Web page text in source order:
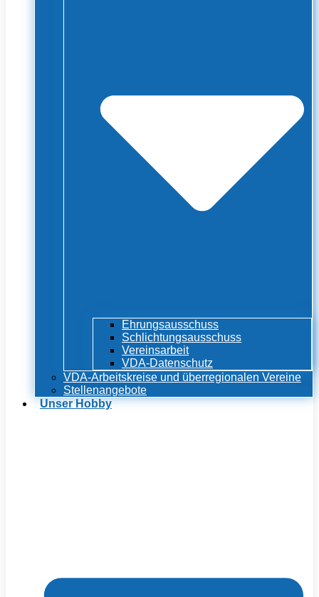
Ehrungsausschuss
Schlichtungsausschuss
Vereinsarbeit
VDA-Datenschutz
VDA-Arbeitskreise und überregionalen Vereine
Stellenangebote
Unser Hobby